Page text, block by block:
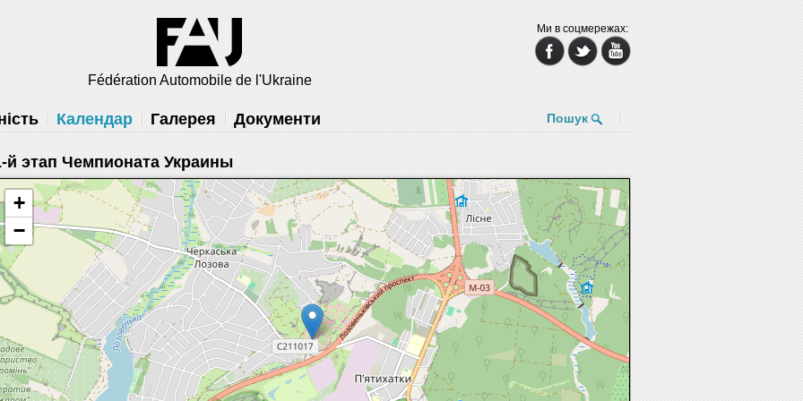
Fédération Automobile de l'Ukraine
Ми в соцмережах:
Календар Галерея Документи Пошук
й этап Чемпионата Украины
+
−